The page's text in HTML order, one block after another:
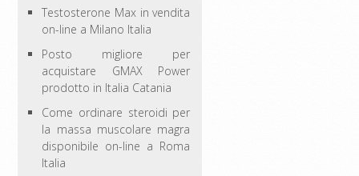
Testosterone Max in vendita
on-line a Milano Italia
Posto migliore per
acquistare GMAX Power
prodotto in Italia Catania
Come ordinare steroidi per
la massa muscolare magra
disponibile on-line a Roma
Italia